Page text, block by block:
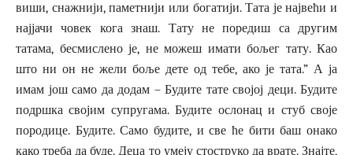
виши, снажнији, паметнији или богатији. Тата је највећи и
најјачи човек кога знаш. Тату не поредиш са другим
татама, бесмислено је, не можеш имати бољег тату. Као
што ни он не жели боље дете од тебе, ако је тата.” А ја
имам још само да додам – Будите тате својој деци. Будите
подршка својим супругама. Будите ослонац и стуб своје
породице. Будите. Само будите, и све ће бити баш онако
како треба да буде. Деца то умеју стоструко да врате. Знајте,